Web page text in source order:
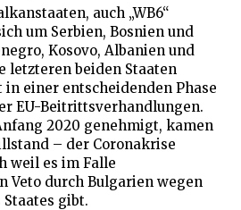
auch „WB6“
um Serbien, Bosnien und
Kosovo, Albanien und
letzteren beiden Staaten
einer entscheidenden Phase
EU-Beitrittsverhandlungen.
2020 genehmigt, kamen
– der Coronakrise
weil es im Falle
Veto durch Bulgarien wegen
gibt.